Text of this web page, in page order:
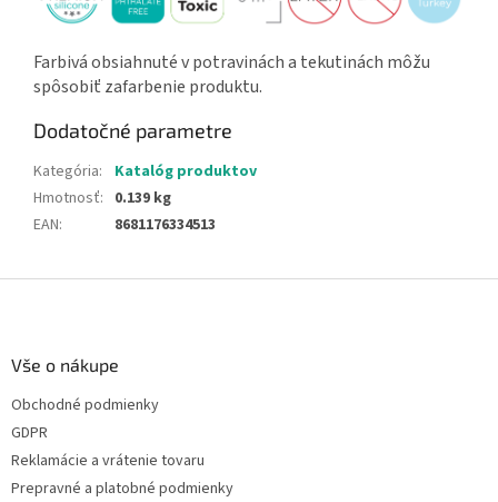
Farbivá obsiahnuté v potravinách a tekutinách môžu
spôsobiť zafarbenie produktu.
Dodatočné parametre
Kategória:
Katalóg produktov
Hmotnosť: 0.139 kg
EAN: 8681176334513
Vše o nákupe
Obchodné podmienky
GDPR
Reklamácie a vrátenie tovaru
Prepravné a platobné podmienky